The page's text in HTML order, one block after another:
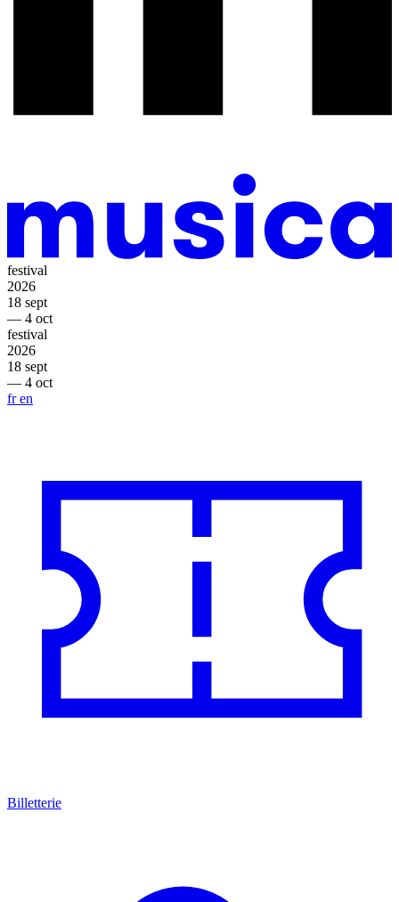
festival
2026
18 sept
— 4 oct
festival
2026
18 sept
— 4 oct
fren
Billetterie